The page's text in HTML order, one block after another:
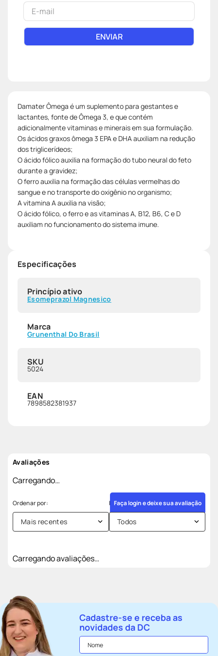
ENVIAR
Damater Ômega é um suplemento para gestantes e
lactantes, fonte de Ômega 3, e que contém
adicionalmente vitaminas e minerais em sua formulação.
Os ácidos graxos ômega 3 EPA e DHA auxiliam na redução
dos triglicerídeos;
O ácido fólico auxilia na formação do tubo neural do feto
durante a gravidez;
O ferro auxilia na formação das células vermelhas do
sangue e no transporte do oxigênio no organismo;
A vitamina A auxilia na visão;
O ácido fólico, o ferro e as vitaminas A, B12, B6, C e D
auxiliam no funcionamento do sistema imune.
Especificações
Princípio ativo
Esomeprazol Magnesico
Marca
Grunenthal Do Brasil
SKU
5024
EAN
7898582381937
Avaliações
Carregando…
Faça login e deixe sua avaliação
Mais recentes Todos
Carregando avaliações…
Cadastre-se e receba as
novidades da DC